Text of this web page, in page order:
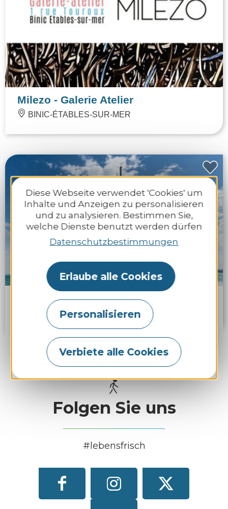
Diese Webseite verwendet 'Cookies' um
Inhalte und Anzeigen zu personalisieren
und zu analysieren. Bestimmen Sie,
welche Dienste benutzt werden dürfen
Datenschutzbestimmungen
Erlaube alle Cookies
Personalisieren
Verbiete alle Cookies
Milezo - Galerie Atelier
BINIC-ÉTABLES-SUR-MER
Maestro Croisières
BINIC-ÉTABLES-SUR-MER
Mehr Ergebnisse
Folgen Sie uns
#lebensfrisch